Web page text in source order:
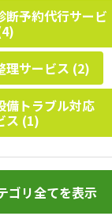
断予約代行サービ
理サービス (2)
備トラブル対応
ス (1)
ゴリ全てを表示